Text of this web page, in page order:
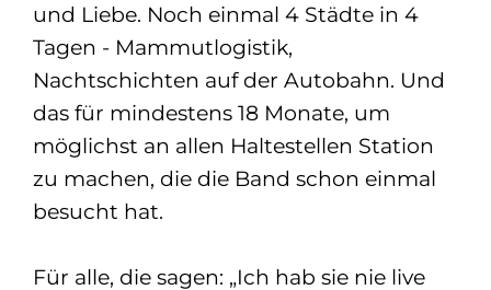
und Liebe. Noch einmal 4 Städte in 4
Tagen - Mammutlogistik,
Nachtschichten auf der Autobahn. Und
das für mindestens 18 Monate, um
möglichst an allen Haltestellen Station
zu machen, die die Band schon einmal
besucht hat.
Für alle, die sagen: „Ich hab sie nie live